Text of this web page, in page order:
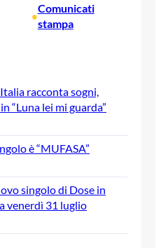
•
Comunicati
stampa
racconta sogni,
“Luna lei mi guarda”
è “MUFASA”
singolo di Dose in
venerdì 31 luglio